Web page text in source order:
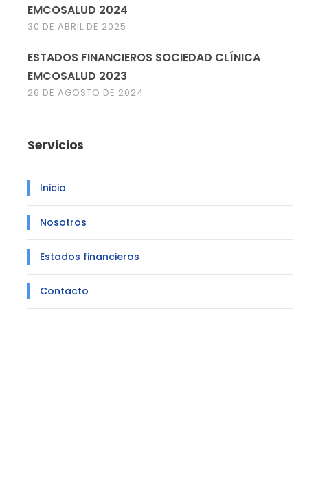
EMCOSALUD 2024
30 DE ABRIL DE 2025
ESTADOS FINANCIEROS SOCIEDAD CLÍNICA
EMCOSALUD 2023
26 DE AGOSTO DE 2024
Servicios
Inicio
Nosotros
Estados financieros
Contacto